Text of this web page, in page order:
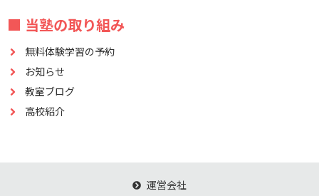
■ 当塾の取り組み
無料体験学習の予約
お知らせ
教室ブログ
高校紹介
運営会社